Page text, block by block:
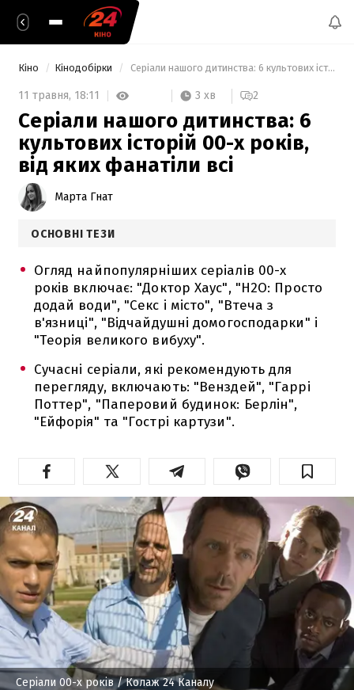
Кіно Кінодобірки Серіали нашого дитинства: 6 культових історій 00-х років, від яких фанатіли всі
11 травня, 18:11 3 хв 2
Серіали нашого дитинства: 6
культових історій 00-х років,
від яких фанатіли всі
Марта Гнат
ОСНОВНІ ТЕЗИ
Огляд найпопулярніших серіалів 00-х
років включає: "Доктор Хаус", "Н2О: Просто
додай води", "Секс і місто", "Втеча з
в'язниці", "Відчайдушні домогосподарки" і
"Теорія великого вибуху".
Сучасні серіали, які рекомендують для
перегляду, включають: "Венздей", "Гаррі
Поттер", "Паперовий будинок: Берлін",
"Ейфорія" та "Гострі картузи".
Серіали 00-х років/ Колаж 24 Каналу